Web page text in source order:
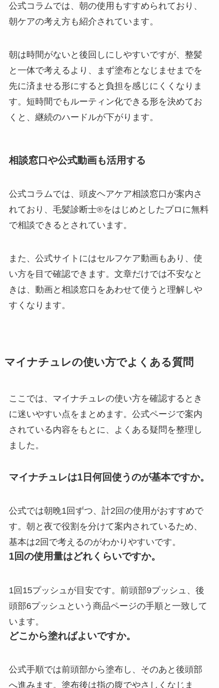
公式コラムでは、朝の使用もすすめられており、
朝ケアの考え方も紹介されています。
朝は時間がないと後回しにしやすいですが、整髪
と一体で考えるより、まず塗布となじませまでを
先に済ませる形にすると負担を感じにくくなりま
す。短時間でもルーティン化できる形を決めてお
くと、継続のハードルが下がります。
相談窓口や公式動画も活用する
公式コラムでは、頭皮ヘアケア相談窓口が案内さ
れており、毛髪診断士®をはじめとしたプロに無料
で相談できるとされています。
また、公式サイトにはセルフケア動画もあり、使
い方を目で確認できます。文章だけでは不安なと
きは、動画と相談窓口をあわせて使うと理解しや
すくなります。
マイナチュレの使い方でよくある質問
ここでは、マイナチュレの使い方を確認するとき
に迷いやすい点をまとめます。公式ページで案内
されている内容をもとに、よくある疑問を整理し
ました。
マイナチュレは1日何回使うのが基本ですか。
公式では朝晩1回ずつ、計2回の使用がおすすめで
す。朝と夜で役割を分けて案内されているため、
基本は2回で考えるのがわかりやすいです。
1回の使用量はどれくらいですか。
1回15プッシュが目安です。前頭部9プッシュ、後
頭部6プッシュという商品ページの手順と一致して
います。
どこから塗ればよいですか。
公式手順では前頭部から塗布し、そのあと後頭部
へ進みます。塗布後は指の腹でやさしくなじま